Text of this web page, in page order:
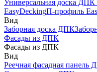
Универсальная доска ДПК
EasyDeckingП-профиль
Вид
Заборная доска ДПК
Фасады из ДПК
Фасады из ДПК
Вид
Реечная фасадная панель